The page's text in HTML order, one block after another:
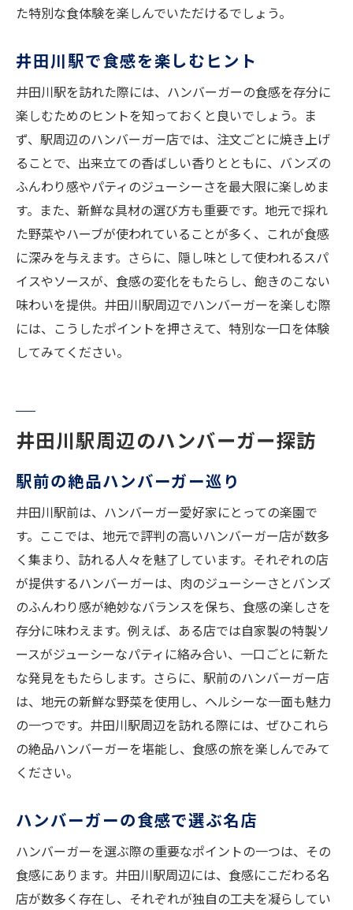
た特別な食体験を楽しんでいただけるでしょう。
井田川駅で食感を楽しむヒント
井田川駅を訪れた際には、ハンバーガーの食感を存分に
楽しむためのヒントを知っておくと良いでしょう。ま
ず、駅周辺のハンバーガー店では、注文ごとに焼き上げ
ることで、出来立ての香ばしい香りとともに、バンズの
ふんわり感やパティのジューシーさを最大限に楽しめま
す。また、新鮮な具材の選び方も重要です。地元で採れ
た野菜やハーブが使われていることが多く、これが食感
に深みを与えます。さらに、隠し味として使われるスパ
イスやソースが、食感の変化をもたらし、飽きのこない
味わいを提供。井田川駅周辺でハンバーガーを楽しむ際
には、こうしたポイントを押さえて、特別な一口を体験
してみてください。
井田川駅周辺のハンバーガー探訪
駅前の絶品ハンバーガー巡り
井田川駅前は、ハンバーガー愛好家にとっての楽園で
す。ここでは、地元で評判の高いハンバーガー店が数多
く集まり、訪れる人々を魅了しています。それぞれの店
が提供するハンバーガーは、肉のジューシーさとバンズ
のふんわり感が絶妙なバランスを保ち、食感の楽しさを
存分に味わえます。例えば、ある店では自家製の特製ソ
ースがジューシーなパティに絡み合い、一口ごとに新た
な発見をもたらします。さらに、駅前のハンバーガー店
は、地元の新鮮な野菜を使用し、ヘルシーな一面も魅力
の一つです。井田川駅周辺を訪れる際には、ぜひこれら
の絶品ハンバーガーを堪能し、食感の旅を楽しんでみて
ください。
ハンバーガーの食感で選ぶ名店
ハンバーガーを選ぶ際の重要なポイントの一つは、その
食感にあります。井田川駅周辺には、食感にこだわる名
店が数多く存在し、それぞれが独自の工夫を凝らしてい